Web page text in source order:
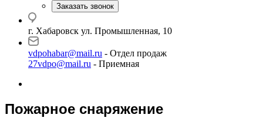
Заказать звонок
г. Хабаровск ул. Промышленная, 10
vdpohabar@mail.ru - Отдел продаж
27vdpo@mail.ru - Приемная
Пожарное снаряжение